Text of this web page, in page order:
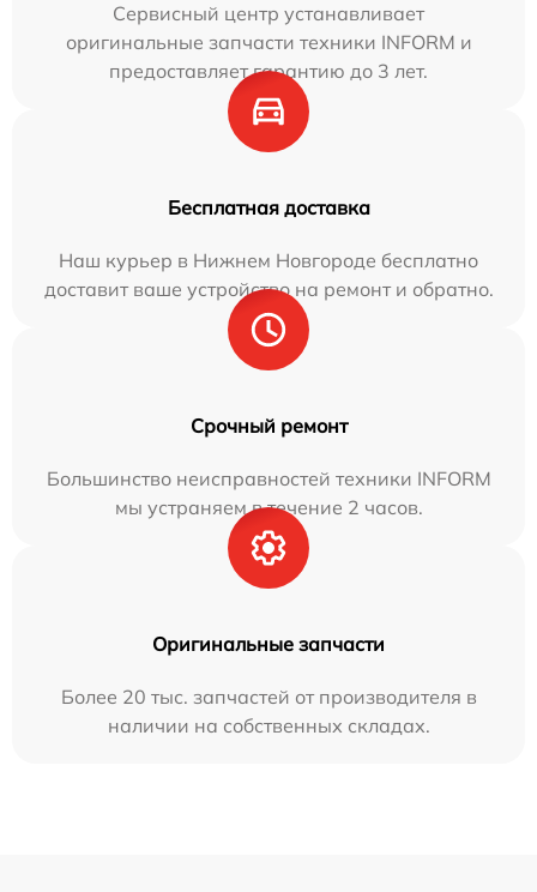
Сервисный центр устанавливает
оригинальные запчасти техники INFORM и
предоставляет гарантию до 3 лет.
Бесплатная доставка
Наш курьер в Нижнем Новгороде бесплатно
доставит ваше устройство на ремонт и обратно.
Срочный ремонт
Большинство неисправностей техники INFORM
мы устраняем в течение 2 часов.
Оригинальные запчасти
Более 20 тыс. запчастей от производителя в
наличии на собственных складах.